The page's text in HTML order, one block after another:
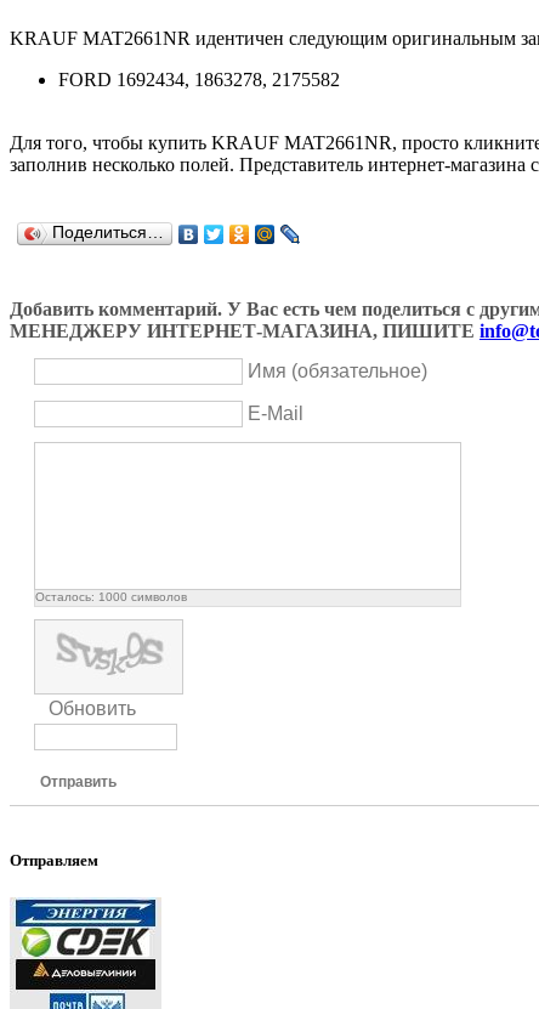
KRAUF MAT2661NR идентичен следующим оригинальным
FORD 1692434, 1863278, 2175582
Для того, чтобы купить KRAUF MAT2661NR, просто
заполнив несколько полей. Представитель интернет-
Поделиться…
Добавить комментарий. У Вас есть чем поделиться с
МЕНЕДЖЕРУ ИНТЕРНЕТ-МАГАЗИНА, ПИШИТЕ
Имя (обязательное)
E-Mail
Осталось: 1000 символов
Обновить
Отправить
Отправляем